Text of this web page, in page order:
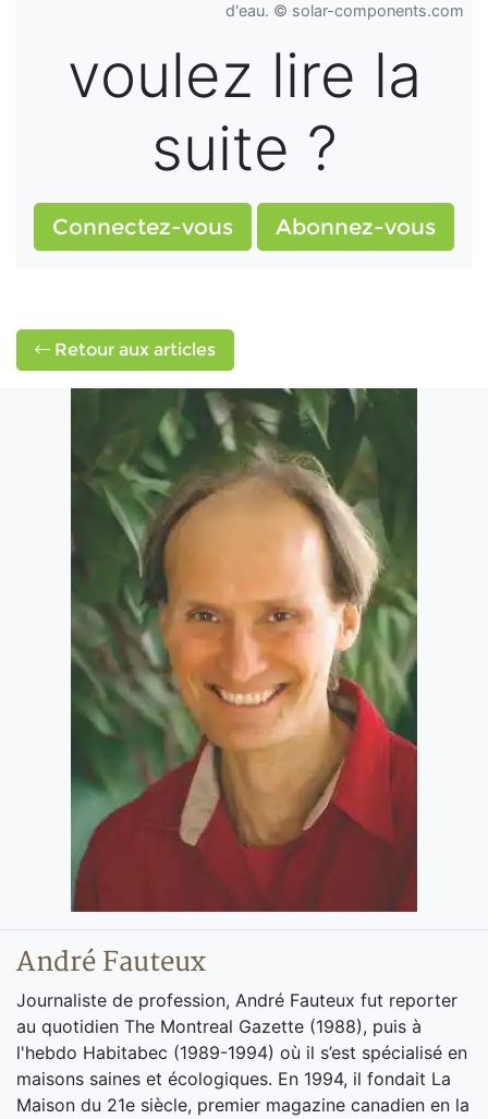
d'eau. © solar-components.com
voulez lire la
suite ?
Connectez-vous Abonnez-vous
Retour aux articles
André Fauteux
Journaliste de profession, André Fauteux fut reporter
au quotidien The Montreal Gazette (1988), puis à
l'hebdo Habitabec (1989-1994) où il s’est spécialisé en
maisons saines et écologiques. En 1994, il fondait La
Maison du 21e siècle, premier magazine canadien en la